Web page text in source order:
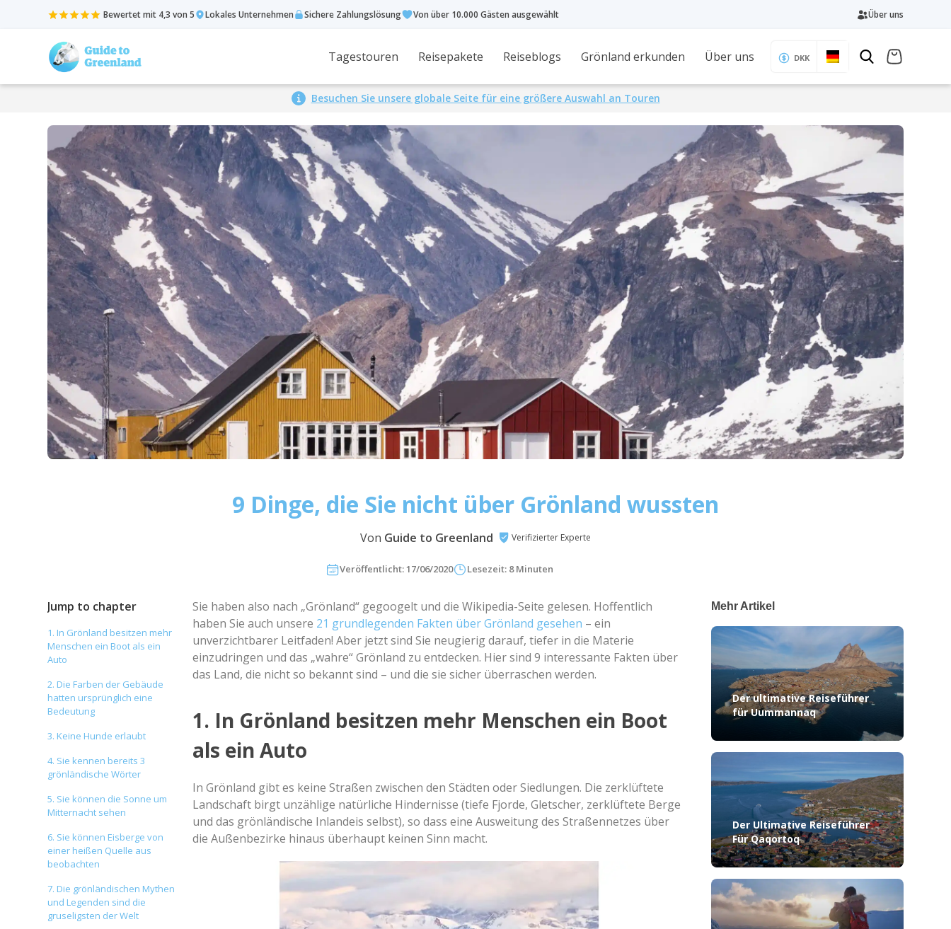
Bewertet mit 4,3 von 5 Lokales Unternehmen Sichere Zahlungslösung Von über 10.000 Gästen ausgewählt Über uns
Tagestouren Reisepakete Reiseblogs Grönland erkunden Über uns DKK
Besuchen Sie unsere globale Seite für eine größere Auswahl an Touren
9 Dinge, die Sie nicht über Grönland wussten
Von Guide to Greenland Verifizierter Experte
Jump to chapter
1. In Grönland besitzen mehr
Menschen ein Boot als ein
Auto
2. Die Farben der Gebäude
hatten ursprünglich eine
Bedeutung
3. Keine Hunde erlaubt
4. Sie kennen bereits 3
grönländische Wörter
5. Sie können die Sonne um
Mitternacht sehen
6. Sie können Eisberge von
einer heißen Quelle aus
beobachten
7. Die grönländischen Mythen
und Legenden sind die
gruseligsten der Welt
Veröffentlicht: 17/06/2020 Lesezeit: 8 Minuten
Sie haben also nach „Grönland“ gegoogelt und die Wikipedia-Seite gelesen. Hoffentlich
haben Sie auch unsere 21 grundlegenden Fakten über Grönland gesehen – ein
unverzichtbarer Leitfaden! Aber jetzt sind Sie neugierig darauf, tiefer in die Materie
einzudringen und das „wahre“ Grönland zu entdecken. Hier sind 9 interessante Fakten über
das Land, die nicht so bekannt sind – und die sie sicher überraschen werden.
1. In Grönland besitzen mehr Menschen ein Boot
als ein Auto
In Grönland gibt es keine Straßen zwischen den Städten oder Siedlungen. Die zerklüftete
Landschaft birgt unzählige natürliche Hindernisse (tiefe Fjorde, Gletscher, zerklüftete Berge
und das grönländische Inlandeis selbst), so dass eine Ausweitung des Straßennetzes über
die Außenbezirke hinaus überhaupt keinen Sinn macht.
Mehr Artikel
Der ultimative Reiseführer
für Uummannaq
Der Ultimative Reiseführer
Für Qaqortoq